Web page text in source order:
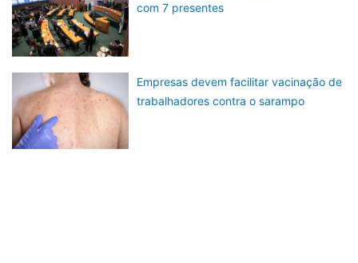
com 7 presentes
Empresas devem facilitar vacinação de
trabalhadores contra o sarampo